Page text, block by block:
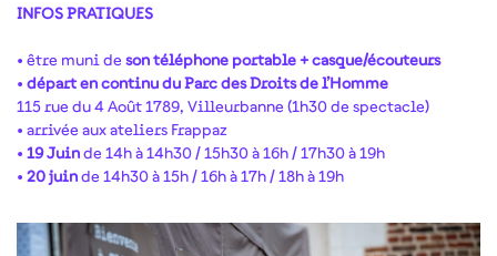
INFOS PRATIQUES
• être muni de son téléphone portable + casque/écouteurs
• départ en continu du Parc des Droits de l’Homme
115 rue du 4 Août 1789, Villeurbanne (1h30 de spectacle)
• arrivée aux ateliers Frappaz
• 19 Juinde 14h à 14h30 / 15h30 à 16h / 17h30 à 19h
• 20 juinde 14h30 à 15h / 16h à 17h / 18h à 19h